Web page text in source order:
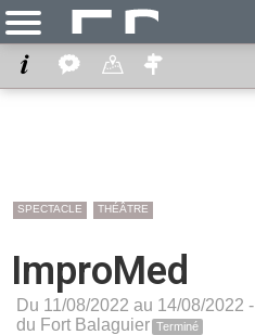
SPECTACLE THÉÂTRE
ImproMed
Du 11/08/2022 au 14/08/2022 -
du Fort Balaguier Terminé